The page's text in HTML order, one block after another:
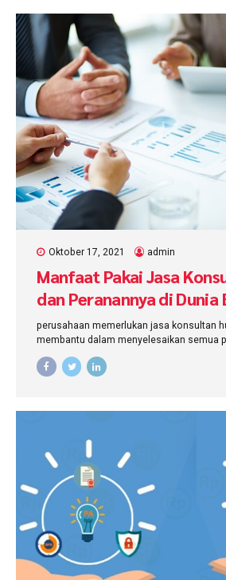
Oktober 17, 2021 admin
Manfaat Pakai Jasa
dan Peranannya di Dunia
perusahaan memerlukan jasa konsultan
membantu dalam menyelesaikan semua